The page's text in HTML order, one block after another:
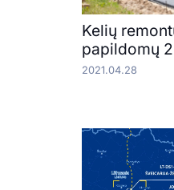
Kelių
papildomų
2021.04.28